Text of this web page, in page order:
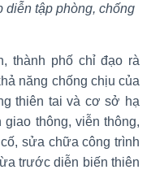
diễn tập phòng, chống
thành phố chỉ đạo rà
năng chống chịu của
thiên tai và cơ sở hạ
thông, viễn thông,
sửa chữa công trình
trước diễn biến thiên